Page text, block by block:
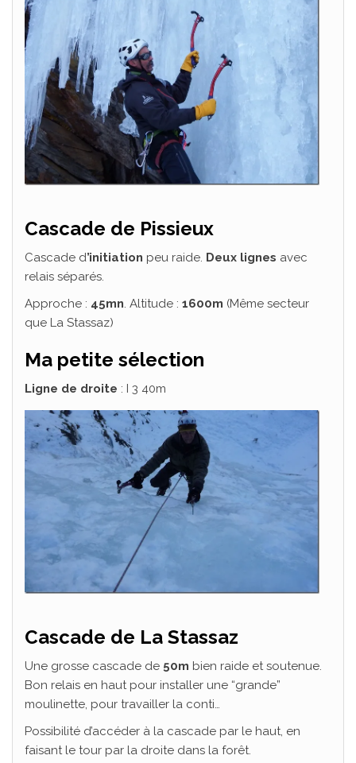
Cascade de Pissieux
Cascade d’initiation peu raide. Deux lignes avec
relais séparés.
Approche : 45mn. Altitude : 1600m (Même secteur
que La Stassaz)
Ma petite sélection
Ligne de droite : I 3 40m
Cascade de La Stassaz
Une grosse cascade de 50m bien raide et soutenue.
Bon relais en haut pour installer une “grande”
moulinette, pour travailler la conti…
Possibilité d’accéder à la cascade par le haut, en
faisant le tour par la droite dans la forêt.